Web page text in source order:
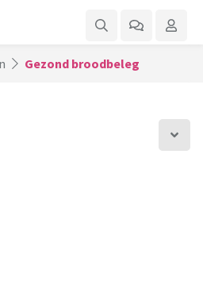
Gezond broodbeleg